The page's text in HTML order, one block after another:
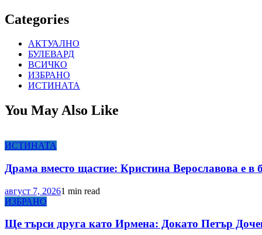
Categories
АКТУАЛНО
БУЛЕВАРД
ВСИЧКО
ИЗБРАНО
ИСТИНАТА
You May Also Like
ИСТИНАТА
Драма вместо щастие: Кристина Верославова е в
август 7, 20261 min read
ИЗБРАНО
Ще търси друга като Ирмена: Докато Петър